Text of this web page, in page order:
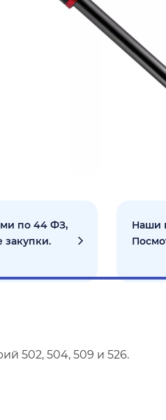
по 44 ФЗ,
закупки.
Наши
502, 504, 509 и 526.